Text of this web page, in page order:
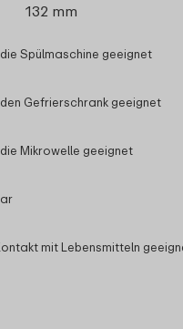
132 mm
Spülmaschine geeignet
Gefrierschrank geeignet
Mikrowelle geeignet
mit Lebensmitteln